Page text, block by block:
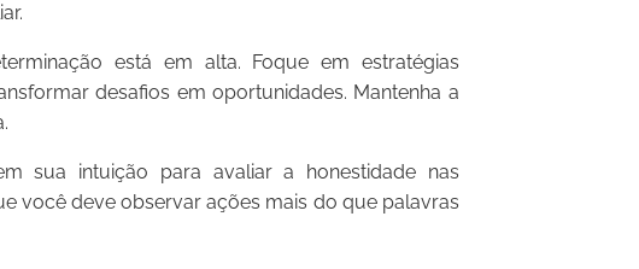
está em alta. Foque em estratégias
desafios em oportunidades. Mantenha a
sua intuição para avaliar a honestidade nas
você deve observar ações mais do que palavras